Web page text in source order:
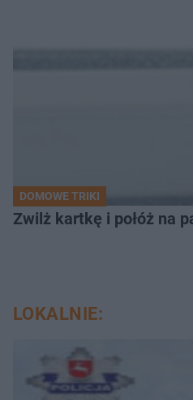
DOMOWE TRIKI
Zwilż kartkę i połóż na
LOKALNIE: